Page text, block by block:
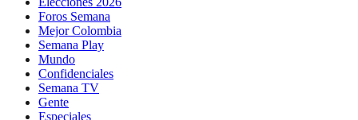
Foros Semana
Mejor Colombia
Semana Play
Mundo
Confidenciales
Semana TV
Gente
Especiales